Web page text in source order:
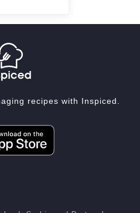
recipes with Inspiced.